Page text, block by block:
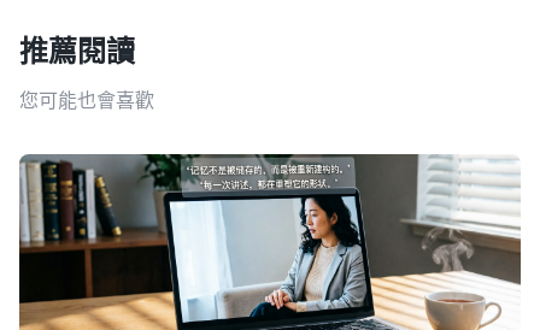
推薦閱讀
您可能也會喜歡